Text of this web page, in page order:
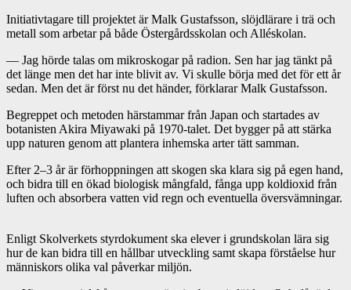
Initiativtagare till projektet är Malk Gustafsson, slöjdlärare i trä och
metall som arbetar på både Östergårdsskolan och Alléskolan.
— Jag hörde talas om mikroskogar på radion. Sen har jag tänkt på
det länge men det har inte blivit av. Vi skulle börja med det för ett år
sedan. Men det är först nu det händer, förklarar Malk Gustafsson.
Begreppet och metoden härstammar från Japan och startades av
botanisten Akira Miyawaki på 1970-talet. Det bygger på att stärka
upp naturen genom att plantera inhemska arter tätt samman.
Efter 2–3 år är förhoppningen att skogen ska klara sig på egen hand,
och bidra till en ökad biologisk mångfald, fånga upp koldioxid från
luften och absorbera vatten vid regn och eventuella översvämningar.
Enligt Skolverkets styrdokument ska elever i grundskolan lära sig
hur de kan bidra till en hållbar utveckling samt skapa förståelse hur
människors olika val påverkar miljön.